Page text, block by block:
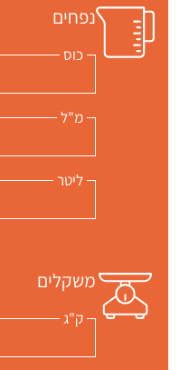
נפחים
כוס
מ"ל
ליטר
משקלים
ק"ג